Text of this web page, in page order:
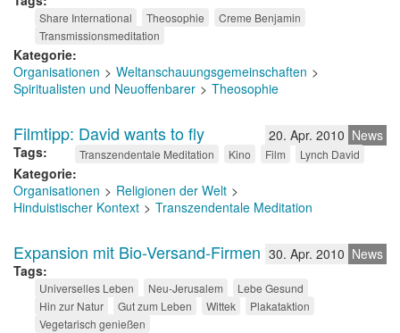
Share International Theosophie
Creme Benjamin
Transmissionsmeditation
Kategorie
Organisationen
Weltanschauungsgemeinschaften
Spiritualisten und Neuoffenbarer
Theosophie
News
20. Apr. 2010
Filmtipp: David wants to fly
Tags Transzendentale Meditation Kino Film Lynch David
Kategorie
Organisationen
Religionen der Welt
Hinduistischer Kontext
Transzendentale Meditation
News
30. Apr. 2010
Expansion mit Bio-Versand-Firmen
Tags
Universelles Leben Neu-Jerusalem
Lebe Gesund
Hin zur Natur
Gut zum Leben Wittek
Plakataktion
Vegetarisch genießen